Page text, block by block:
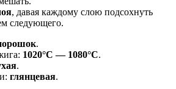
, давая каждому слою подсохнуть
следующего.
.
1020°C — 1080°C.
.
глянцевая.